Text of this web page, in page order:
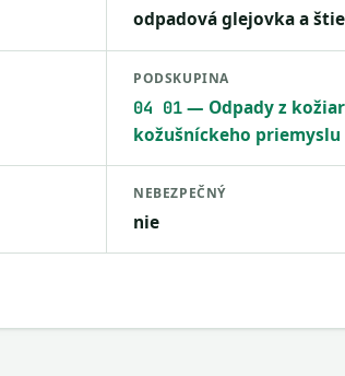
odpadová glejovka a
PODSKUPINA
04 01— Odpady z
kožušníckeho priemyslu
NEBEZPEČNÝ
nie